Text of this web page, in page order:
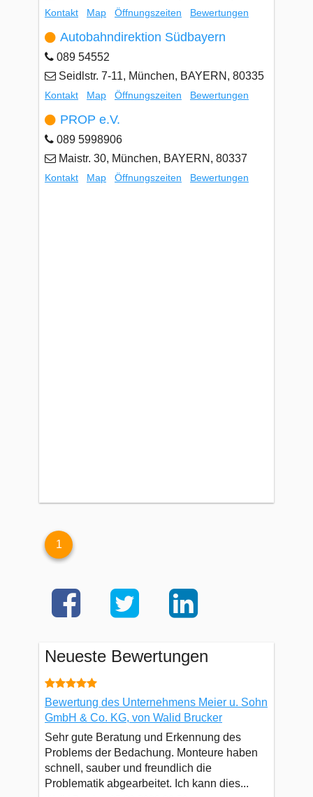
Kontakt Map Öffnungszeiten Bewertungen
Autobahndirektion Südbayern
089 54552
Seidlstr. 7-11, München, BAYERN, 80335
Kontakt Map Öffnungszeiten Bewertungen
PROP e.V.
089 5998906
Maistr. 30, München, BAYERN, 80337
Kontakt Map Öffnungszeiten Bewertungen
1
Neueste Bewertungen
Bewertung des Unternehmens Meier u. Sohn
GmbH & Co. KG, von Walid Brucker
Sehr gute Beratung und Erkennung des
Problems der Bedachung. Monteure haben
schnell, sauber und freundlich die
Problematik abgearbeitet. Ich kann dies...